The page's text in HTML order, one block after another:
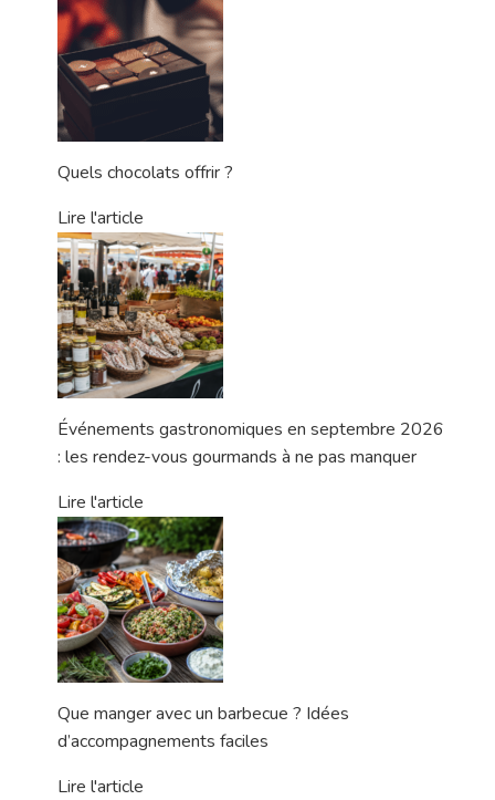
Quels chocolats offrir ?
Lire l'article
Événements gastronomiques en septembre 2026
: les rendez-vous gourmands à ne pas manquer
Lire l'article
Que manger avec un barbecue ? Idées
d’accompagnements faciles
Lire l'article